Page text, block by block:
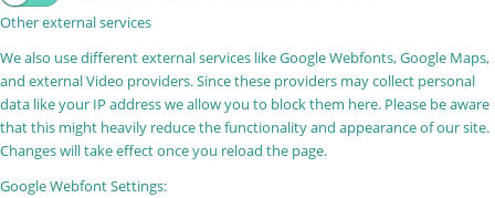
Other external services
We also use different external services like Google Webfonts, Google Maps,
and external Video providers. Since these providers may collect personal
data like your IP address we allow you to block them here. Please be aware
that this might heavily reduce the functionality and appearance of our site.
Changes will take effect once you reload the page.
Google Webfont Settings: